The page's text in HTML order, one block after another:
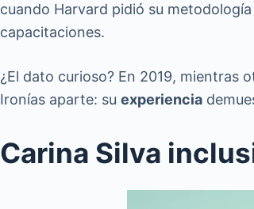
cuando Harvard pidió su
capacitaciones.
¿El dato curioso? En 2019, mientras
Ironías aparte: su experiencia
Carina Silva